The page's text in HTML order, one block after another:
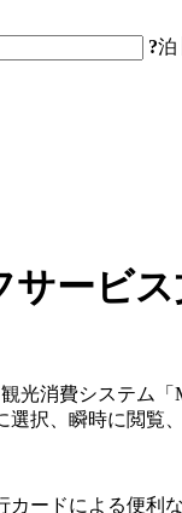
?泊
ービ
消費システム
択、瞬時に閲覧
ードによる便